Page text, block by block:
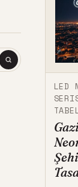
LED